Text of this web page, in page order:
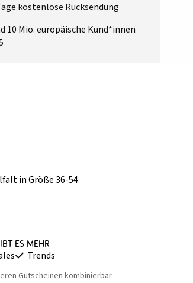
kostenlose Rücksendung
10 Mio. europäische Kund*innen
in Größe 36-54
es mehr
Trends
Gutscheinen kombinierbar